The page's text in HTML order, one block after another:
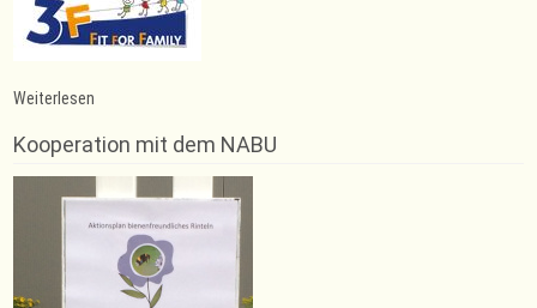
Weiterlesen
Jumping
Fitness
Kooperation mit dem NABU